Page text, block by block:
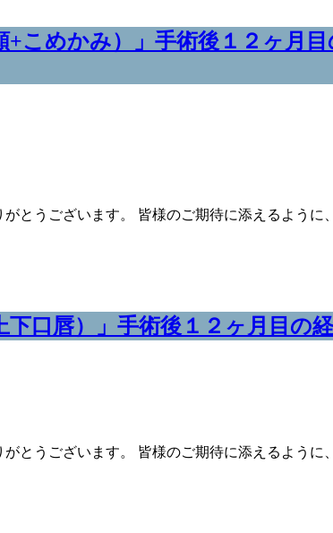
こめかみ）」手術後１２ヶ月
とうございます。 皆様のご期待に添えるように
口唇）」手術後１２ヶ月目の
とうございます。 皆様のご期待に添えるように